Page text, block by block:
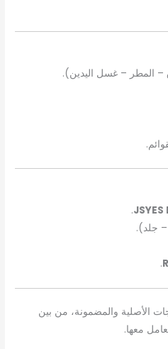
– المطر – غسل اليدين).
.
.
الأصلية والمضمونة، من بين
معها.